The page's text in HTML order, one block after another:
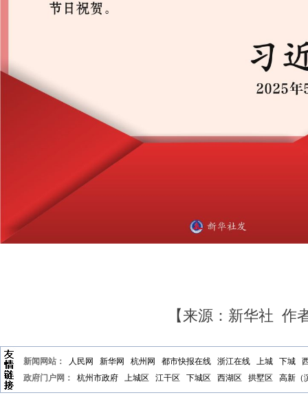
【来源：新华社 作
新闻网站： 人民网 新华网 杭州网 都市快报在线 浙江在线 上城 下城
政府门户网：
杭州市政府 上城区 江干区 下城区 西湖区 拱墅区 高新（